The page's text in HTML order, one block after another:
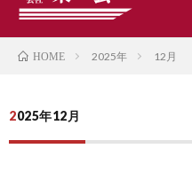
HOME 2025年 12月
2025年12月